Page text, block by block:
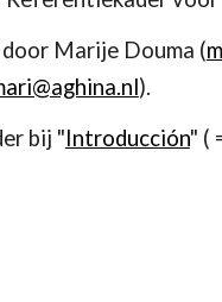
Marije Douma (
).
bij "Introducción" (